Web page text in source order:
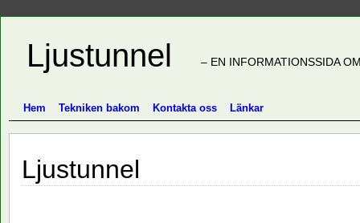
Ljustunnel – EN INFORMATIONSSIDA
Hem Tekniken bakom Kontakta oss Länkar
Ljustunnel